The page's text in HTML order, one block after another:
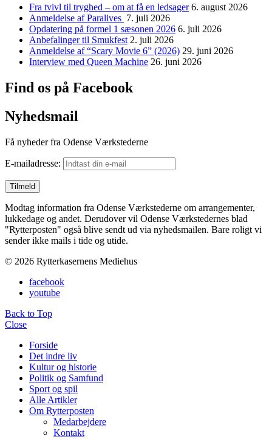
Fra tvivl til tryghed – om at få en ledsager 6. august 2026
Anmeldelse af Paralives 7. juli 2026
Opdatering på formel 1 sæsonen 2026 6. juli 2026
Anbefalinger til Smukfest 2. juli 2026
Anmeldelse af “Scary Movie 6” (2026) 29. juni 2026
Interview med Queen Machine 26. juni 2026
Find os på Facebook
Nyhedsmail
Få nyheder fra Odense Værkstederne
E-mailadresse:
Modtag information fra Odense Værkstederne om arrangementer,
lukkedage og andet. Derudover vil Odense Værkstedernes blad
"Rytterposten" også blive sendt ud via nyhedsmailen. Bare roligt vi
sender ikke mails i tide og utide.
© 2026 Rytterkasernens Mediehus
facebook
youtube
Back to Top
Close
Forside
Det indre liv
Kultur og historie
Politik og Samfund
Sport og spil
Alle Artikler
Om Rytterposten
Medarbejdere
Kontakt